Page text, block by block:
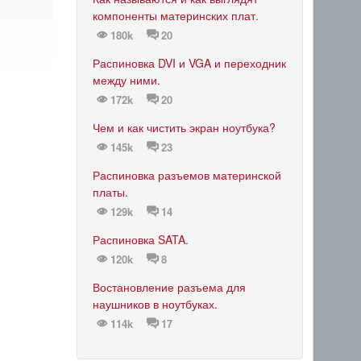
компоненты материнских плат.
180k 20
Распиновка DVI и VGA и переходник
между ними.
172k 20
Чем и как чистить экран ноутбука?
145k 23
Распиновка разъемов материнской
платы.
129k 14
Распиновка SATA.
120k 8
Востановление разъема для
наушников в ноутбуках.
114k 17